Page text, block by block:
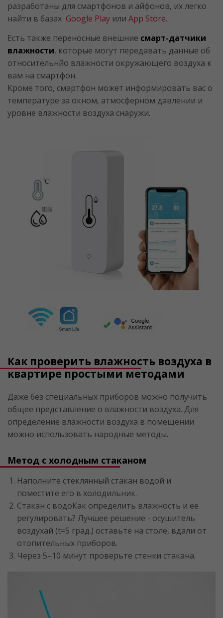
разработаны для смартфонов и айфонов, их легко
найти в базах Google Play или App Store.
Есть также переносные внешние смарт-датчики
влажности, которые могут передавать данные об
относительнйо влажности окружающего воздуха к
вам на смартфон.
Кроме того, смартфон может информировать вас о
температуре за окном, атмосферном давлении и
уровне влажности воздуха снаружи.
Как проверить влажность воздуха в
квартире простыми методами
Даже без специальных приборов можно получить
общее представление о влажности воздуха. Для
определение влажности воздуха в помещении
можно использовать народные методы.
Метод с холодным стаканом
Наполните стеклянный стакан водой и
поместите его в холодильник.
Стакан с водоКак определить влажность и ее
регулировать? Лучшее решение - осушитель
воздухай (t=5 град.) оставьте на столе, вдали от
отопительных приборов.
Через 5–10 минут проверьте стенки стакана.